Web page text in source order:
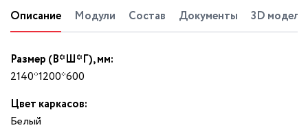
Описание Модули Состав Документы 3D модель
Размер (В*Ш*Г), мм:
2140*1200*600
Цвет каркасов:
Белый